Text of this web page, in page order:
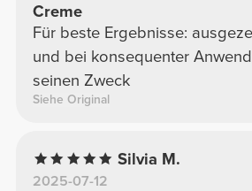
Creme
Für beste Ergebnisse:
und bei konsequenter
seinen Zweck
Siehe Original
Silvia M.
2025-07-12